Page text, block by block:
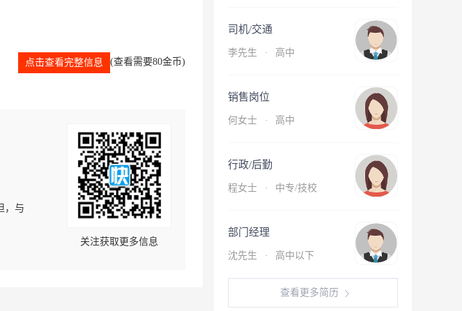
点击查看完整信息 (查看需要80金币)
，与
关注获取更多信息
司机/交通
李先生 · 高中
销售岗位
何女士 · 高中
行政/后勤
程女士 · 中专/技校
部门经理
沈先生 · 高中以下
查看更多简历